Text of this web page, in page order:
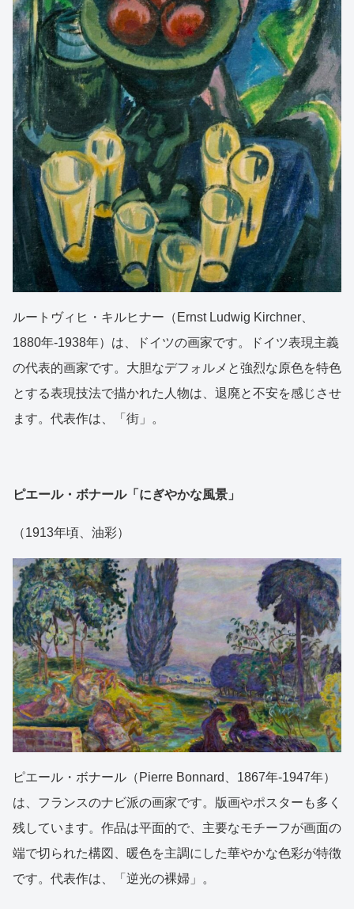
ルートヴィヒ・キルヒナー（Ernst Ludwig Kirchner、
1880年-1938年）は、ドイツの画家です。ドイツ表現主義
の代表的画家です。大胆なデフォルメと強烈な原色を特色
とする表現技法で描かれた人物は、退廃と不安を感じさせ
ます。代表作は、「街」。
ピエール・ボナール「にぎやかな風景」
（1913年頃、油彩）
ピエール・ボナール（Pierre Bonnard、1867年-1947年）
は、フランスのナビ派の画家です。版画やポスターも多く
残しています。作品は平面的で、主要なモチーフが画面の
端で切られた構図、暖色を主調にした華やかな色彩が特徴
です。代表作は、「逆光の裸婦」。